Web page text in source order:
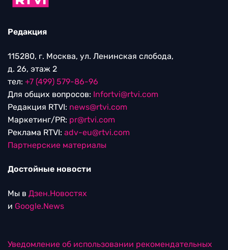
Редакция
115280, г. Москва, ул. Ленинская слобода,
д. 26, этаж 2
тел: +7 (499) 579-86-96
Для общих вопросов: Infortvi@rtvi.com
Редакция RTVI: news@rtvi.com
Маркетинг/PR: pr@rtvi.com
Реклама RTVI: adv-eu@rtvi.com
Партнерские материалы
Достойные новости
Мы в Дзен.Новостях
и Google.News
Уведомление об использовании рекомендательных